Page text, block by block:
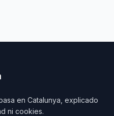
en Catalunya, explicado
ni cookies.